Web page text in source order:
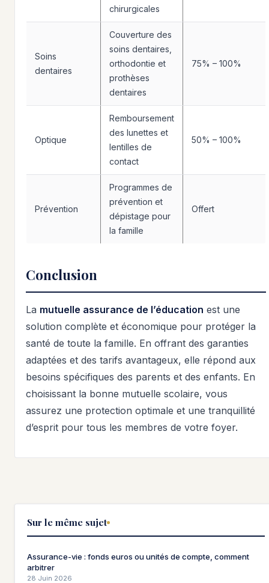
chirurgicales
Soins
dentaires
Couverture des
soins dentaires,
orthodontie et
prothèses
dentaires
75% – 100%
Optique
Remboursement
des lunettes et
lentilles de
contact
50% – 100%
Prévention
Programmes de
prévention et
dépistage pour
la famille
Offert
Conclusion
La mutuelle assurance de l’éducation est une
solution complète et économique pour protéger la
santé de toute la famille. En offrant des garanties
adaptées et des tarifs avantageux, elle répond aux
besoins spécifiques des parents et des enfants. En
choisissant la bonne mutuelle scolaire, vous
assurez une protection optimale et une tranquillité
d’esprit pour tous les membres de votre foyer.
Sur le même sujet
Assurance-vie : fonds euros ou unités de compte, comment
arbitrer
28 Juin 2026